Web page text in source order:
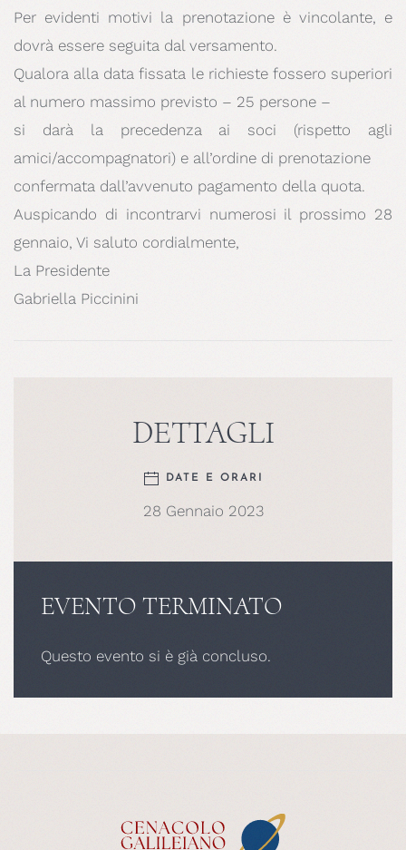
Per evidenti motivi la prenotazione è vincolante, e
dovrà essere seguita dal versamento.
Qualora alla data fissata le richieste fossero superiori
al numero massimo previsto – 25 persone –
si darà la precedenza ai soci (rispetto agli
amici/accompagnatori) e all’ordine di prenotazione
confermata dall’avvenuto pagamento della quota.
Auspicando di incontrarvi numerosi il prossimo 28
gennaio, Vi saluto cordialmente,
La Presidente
Gabriella Piccinini
DETTAGLI
DATE E ORARI
28 Gennaio 2023
EVENTO TERMINATO
Questo evento si è già concluso.